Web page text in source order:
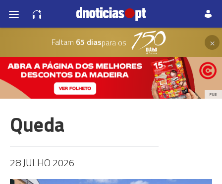
Faltam 65 diaspara os ×
PUB
Queda
28 JULHO 2026